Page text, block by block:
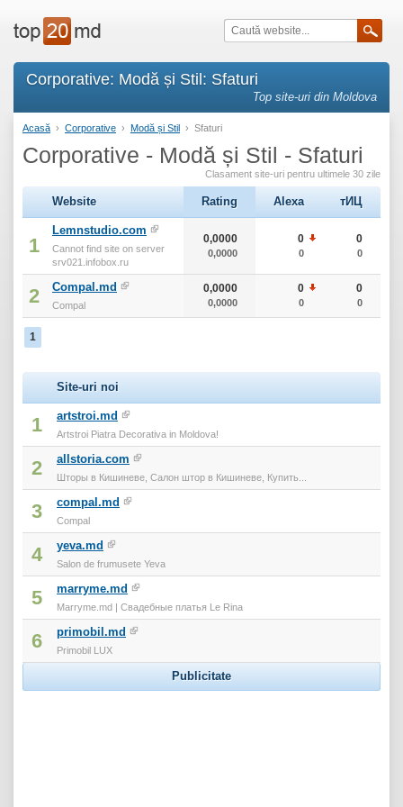
Corporative: Modă și Stil: Sfaturi
Top site-uri din Moldova
Acasă › Corporative › Modă și Stil › Sfaturi
Corporative - Modă și Stil - Sfaturi
Clasament site-uri pentru ultimele 30 zile
Website Rating Alexa тИЦ
1
Lemnstudio.com
Cannot find site on server
srv021.infobox.ru
0,0000
0,0000
0
0
0
0
2 Compal.md
Compal
0,0000
0,0000
0
0
0
0
1
Site-uri noi
1 artstroi.md
Artstroi Piatra Decorativa in Moldova!
2 allstoria.com
Шторы в Кишиневе, Салон штор в Кишиневе, Купить...
3 compal.md
Compal
4 yeva.md
Salon de frumusete Yeva
5 marryme.md
Marryme.md | Свадебные платья Le Rina
6 primobil.md
Primobil LUX
Publicitate